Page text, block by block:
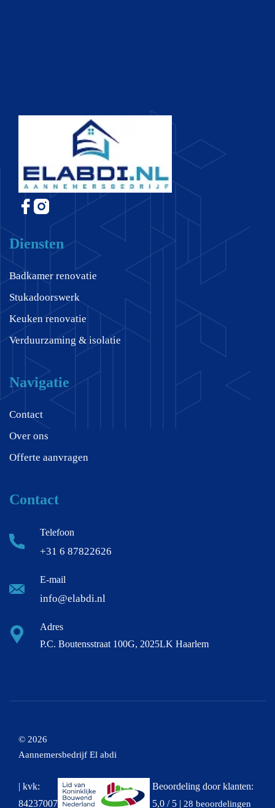
Diensten
Badkamer renovatie
Stukadoorswerk
Keuken renovatie
Verduurzaming & isolatie
Navigatie
Contact
Over ons
Offerte aanvragen
Contact
Telefoon
+31 6 87822626
E-mail
info@elabdi.nl
Adres
P.C. Boutensstraat 100G, 2025LK Haarlem
© 2026
Aannemersbedrijf El abdi
| kvk:
84237007
Beoordeling door klanten:
5,0 / 5 | 28 beoordelingen